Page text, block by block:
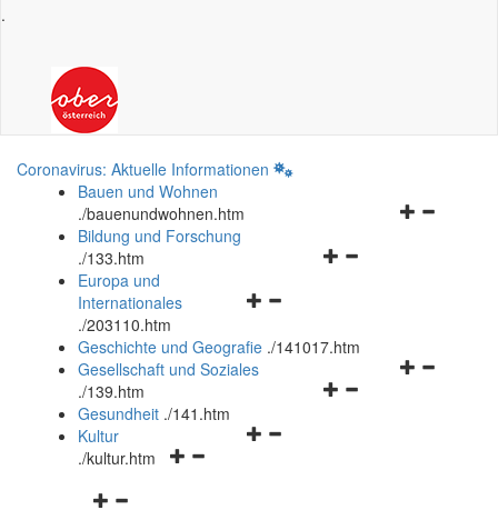
.
Coronavirus: Aktuelle Informationen
Bauen und Wohnen
./bauenundwohnen.htm
Navigationsmenü
Bildung und Forschung
./133.htm
Navigationsmenü
und
schließen
Europa und
Internationales
./203110.htm
Geschichte und Geografie ./141017.htm
Navigationsmenü
Gesellschaft und Soziales
./139.htm
Navigationsmenü
Gesundheit ./141.htm
Navigationsmenü
Kultur
./kultur.htm
Navigationsmenü